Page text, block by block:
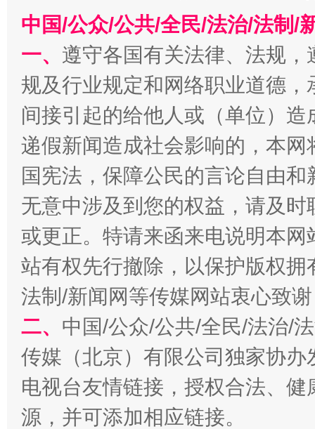
千年窑火 生生不息 一
揭开“小金库”的免责幌子
中国/公众/公共/全民/法治/法制/
一、 遵守各国有关法律、法规
规及行业规定和网络职业道德
间接引起的给他人或（单位）
递假新闻造成社会影响的，本
国宪法，保障公民的言论自由
无意中涉及到您的权益，请及
或更正。特请来函来电说明本
站有权先行撤除，以保护版权
法制/新闻网等传媒网站衷心致
二、 中国/公众/公共/全民/法治/
传媒（北京）有限公司独家协
电视台友情链接，授权合法、
源，并可添加相应链接。